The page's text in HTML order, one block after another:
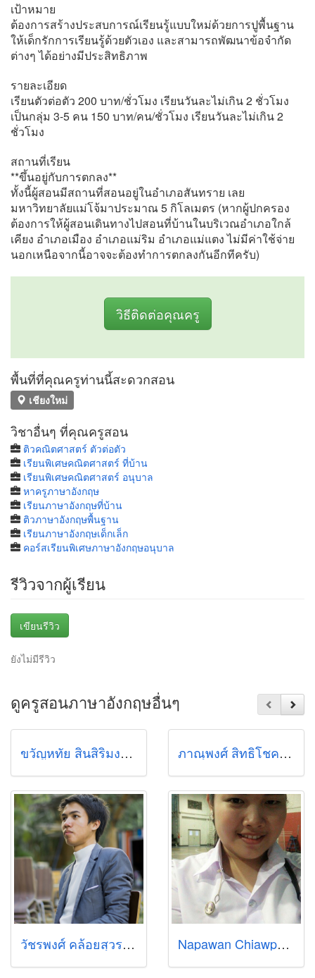
เป้าหมาย
ต้องการสร้างประสบการณ์เรียนรู้แบบใหม่ด้วยการปูพื้นฐาน
ให้เด็กรักการเรียนรู้ด้วยตัวเอง และสามารถพัฒนาข้อจำกัด
ต่างๆ ได้อย่างมีประสิทธิภาพ
รายละเอียด
เรียนตัวต่อตัว 200 บาท/ชั่วโมง เรียนวันละไม่เกิน 2 ชั่วโมง
เป็นกลุ่ม 3-5 คน 150 บาท/คน/ชั่วโมง เรียนวันละไม่เกิน 2
ชั่วโมง
สถานที่เรียน
**ขึ้นอยู่กับการตกลง**
ทั้งนี้ผู้สอนมีสถานที่สอนอยู่ในอำเภอสันทราย เลย
มหาวิทยาลัยแม่โจ้มาประมาณ 5 กิโลเมตร (หากผู้ปกครอง
ต้องการให้ผู้สอนเดินทางไปสอนที่บ้านในบริเวณอำเภอใกล้
เคียง อำเภอเมือง อำเภอแม่ริม อำเภอแม่แตง ไม่มีค่าใช้จ่าย
นอกเหนือจากนี้อาจจะต้องทำการตกลงกันอีกทีครับ)
วิธีติดต่อคุณครู
พื้นที่ที่คุณครูท่านนี้สะดวกสอน
เชียงใหม่
วิชาอื่นๆ ที่คุณครูสอน
ติวคณิตศาสตร์ ตัวต่อตัว
เรียนพิเศษคณิตศาสตร์ ที่บ้าน
เรียนพิเศษคณิตศาสตร์ อนุบาล
หาครูภาษาอังกฤษ
เรียนภาษาอังกฤษที่บ้าน
ติวภาษาอังกฤษพื้นฐาน
เรียนภาษาอังกฤษเด็กเล็ก
คอร์สเรียนพิเศษภาษาอังกฤษอนุบาล
รีวิวจากผู้เรียน
เขียนรีวิว
ยังไม่มีรีวิว
ดูครูสอนภาษาอังกฤษอื่นๆ
ขวัญหทัย สินสิริมงคล (ขวัญ) ภาณุพงศ์ สิทธิโชคสุขสกุล
วัชรพงศ์ คล้อยสุวรรณ์ (วิน) Napawan Chiawpanit